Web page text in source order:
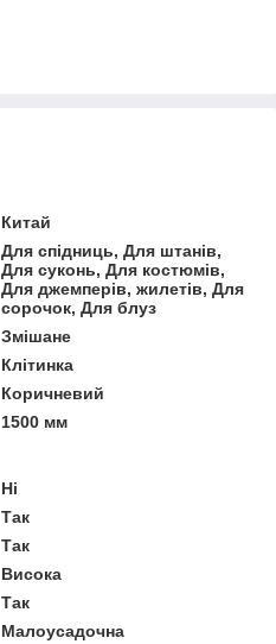
Китай
Для спідниць, Для штанів,
Для суконь, Для костюмів,
Для джемперів, жилетів, Для
сорочок, Для блуз
Змішане
Клітинка
Коричневий
1500 мм
Ні
Так
Так
Висока
Так
Малоусадочна